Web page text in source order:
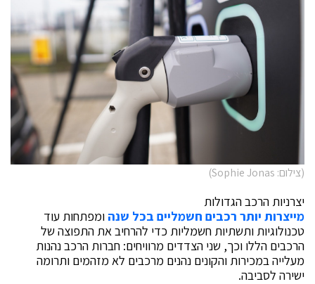
(צילום: Sophie Jonas)
יצרניות הרכב הגדולות
מייצרות יותר רכבים חשמליים בכל שנה ומפתחות עוד
טכנולוגיות ותשתיות חשמליות כדי להרחיב את התפוצה של
הרכבים הללו וכך, שני הצדדים מרוויחים: חברות הרכב נהנות
מעלייה במכירות והקונים נהנים מרכבים לא מזהמים ותרומה
ישירה לסביבה.